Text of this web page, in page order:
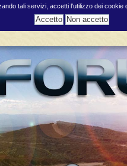
tali servizi, accetti l'utilizzo dei cookie